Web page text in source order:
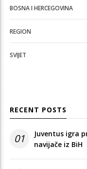
BOSNA I HERCEGOVINA
REGION
SVIJET
RECENT POSTS
01
Juventus igra
navijače iz BiH